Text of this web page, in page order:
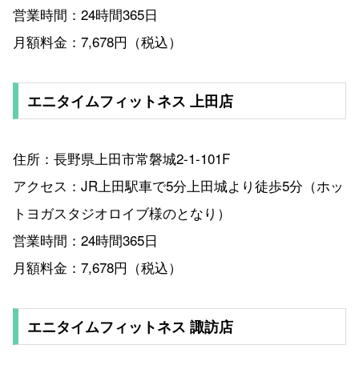
営業時間：24時間365日
月額料金：7,678円（税込）
エニタイムフィットネス 上田店
住所：長野県上田市常磐城2-1-101F
アクセス：JR上田駅車で5分上田城より徒歩5分（ホッ
トヨガスタジオロイブ様のとなり）
営業時間：24時間365日
月額料金：7,678円（税込）
エニタイムフィットネス 諏訪店